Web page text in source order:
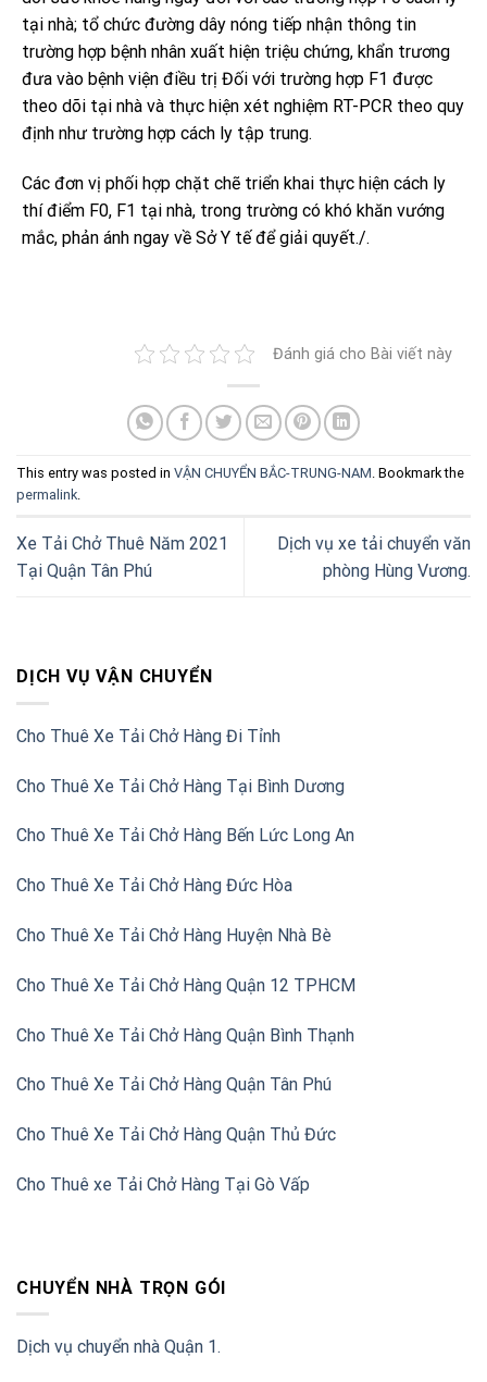
DỊCH VỤ VẬN CHUYỂN
Cho Thuê Xe Tải Chở Hàng Đi Tỉnh
Cho Thuê Xe Tải Chở Hàng Tại Bình Dương
Cho Thuê Xe Tải Chở Hàng Bến Lức Long An
Cho Thuê Xe Tải Chở Hàng Đức Hòa
Cho Thuê Xe Tải Chở Hàng Huyện Nhà Bè
Cho Thuê Xe Tải Chở Hàng Quận 12 TPHCM
Cho Thuê Xe Tải Chở Hàng Quận Bình Thạnh
Cho Thuê Xe Tải Chở Hàng Quận Tân Phú
Cho Thuê Xe Tải Chở Hàng Quận Thủ Đức
Cho Thuê xe Tải Chở Hàng Tại Gò Vấp
CHUYỂN NHÀ TRỌN GÓI
Dịch vụ chuyển nhà Quận 1.
tại nhà; tổ chức đường dây nóng tiếp nhận thông tin
trường hợp bệnh nhân xuất hiện triệu chứng, khẩn trương
đưa vào bệnh viện điều trị Đối với trường hợp F1 được
theo dõi tại nhà và thực hiện xét nghiệm RT-PCR theo quy
định như trường hợp cách ly tập trung.
Các đơn vị phối hợp chặt chẽ triển khai thực hiện cách ly
thí điểm F0, F1 tại nhà, trong trường có khó khăn vướng
mắc, phản ánh ngay về Sở Y tế để giải quyết./.
Đánh giá cho Bài viết này
This entry was posted in VẬN CHUYỂN BẮC-TRUNG-NAM. Bookmark the
permalink.
Xe Tải Chở Thuê Năm 2021
Tại Quận Tân Phú
Dịch vụ xe tải chuyển văn
phòng Hùng Vương.